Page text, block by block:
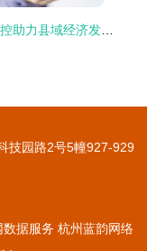
技园路2号5幢927-929
数据服务 杭州蓝韵网络